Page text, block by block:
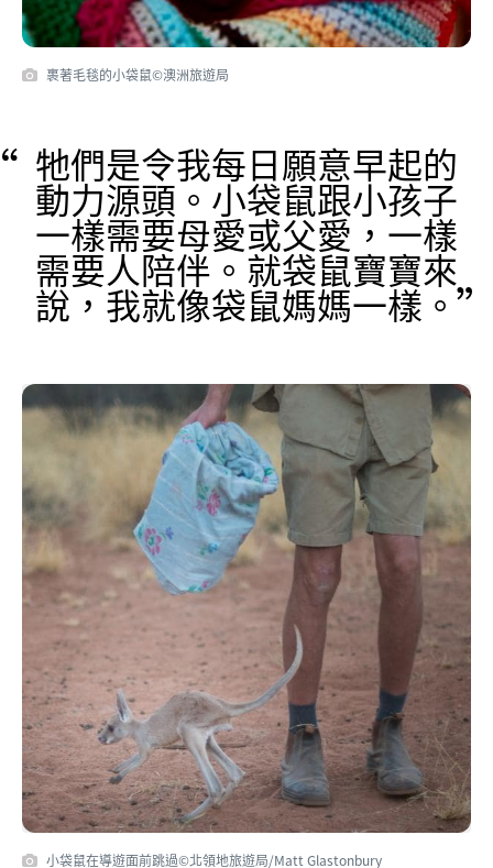
裹著毛毯的小袋鼠©澳洲旅遊局
牠們是令我每日願意早起的
動力源頭。小袋鼠跟小孩子
一樣需要母愛或父愛，一樣
需要人陪伴。就袋鼠寶寶來
說，我就像袋鼠媽媽一樣。
小袋鼠在導遊面前跳過©北領地旅遊局/Matt Glastonbury